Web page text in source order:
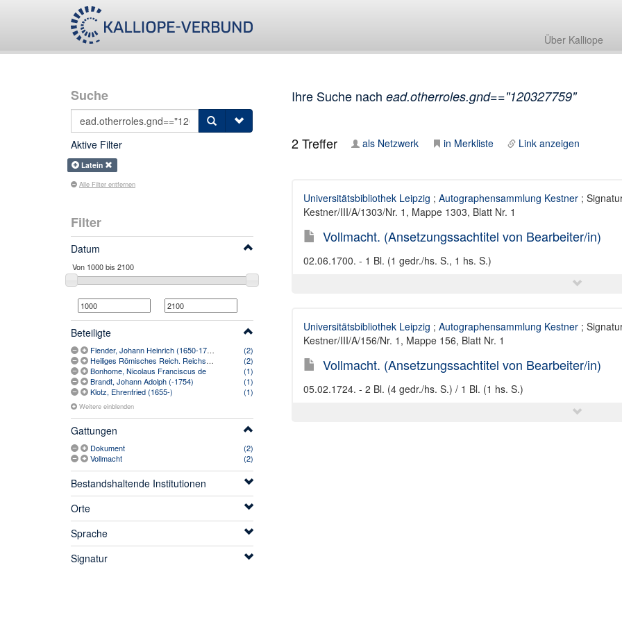
Über Kalliope
Suche
Aktive Filter
Latein
Alle Filter entfernen
Filter
Datum
Beteiligte
Flender, Johann Heinrich (1650-1726)
(2)
Heiliges Römisches Reich. Reichskammergericht (1495-1499)
(2)
Bonhome, Nicolaus Franciscus de
(1)
Brandt, Johann Adolph (-1754)
(1)
Klotz, Ehrenfried (1655-)
(1)
Weitere einblenden
Gattungen
Dokument
(2)
Vollmacht
(2)
Bestandshaltende Institutionen
Orte
Sprache
Signatur
Ihre Suche nach ead.otherroles.gnd=="120327759"
2Treffer als Netzwerk in Merkliste Link anzeigen
Universitätsbibliothek Leipzig ; Autographensammlung Kestner;
Kestner/III/A/1303/Nr. 1, Mappe 1303, Blatt Nr. 1
Vollmacht. (Ansetzungssachtitel von Bearbeiter/in)
02.06.1700. - 1 Bl. (1 gedr./hs. S., 1 hs. S.)
Universitätsbibliothek Leipzig ; Autographensammlung Kestner;
Kestner/III/A/156/Nr. 1, Mappe 156, Blatt Nr. 1
Vollmacht. (Ansetzungssachtitel von Bearbeiter/in)
05.02.1724. - 2 Bl. (4 gedr./hs. S.) / 1 Bl. (1 hs. S.)